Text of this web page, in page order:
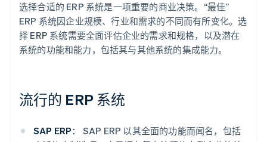
选择合适的 ERP 系统是一项重要的商业决策。“最佳”
ERP 系统因企业规模、行业和需求的不同而有所变化。选
择 ERP 系统需要全面评估企业的需求和规格，以及潜在
系统的功能和能力，包括其与其他系统的集成能力。
流行的 ERP 系统
SAP ERP：
SAP ERP 以其全面的功能而闻名，包括